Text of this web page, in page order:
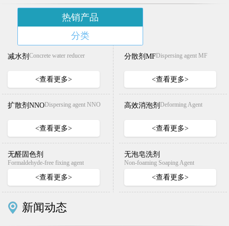
热销产品
分类
减水剂 Concrete water reducer
<查看更多>
分散剂MF Dispersing agent MF
<查看更多>
扩散剂NNO Dispersing agent NNO
<查看更多>
高效消泡剂 Deforming Agent
<查看更多>
无醛固色剂
Formaldehyde-free fixing agent
<查看更多>
无泡皂洗剂
Non-foaming Soaping Agent
<查看更多>
新闻动态